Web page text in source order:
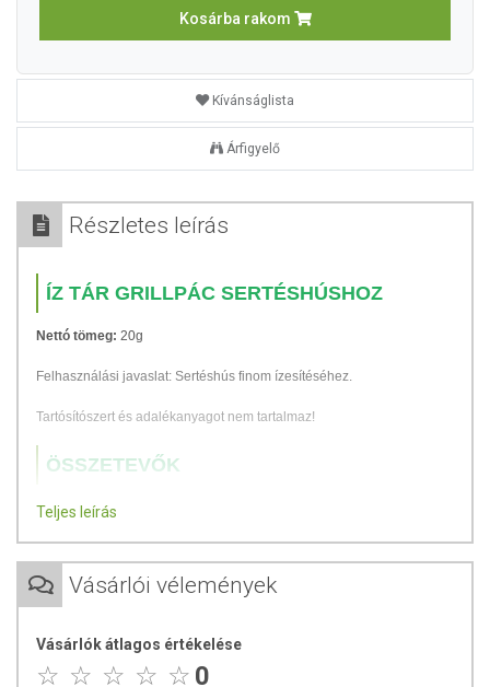
Kosárba rakom
Kívánságlista
Árfigyelő
Részletes leírás
ÍZ TÁR GRILLPÁC SERTÉSHÚSHOZ
Nettó tömeg: 20g
Felhasználási javaslat: Sertéshús finom ízesítéséhez.
Tartósítószert és adalékanyagot nem tartalmaz!
ÖSSZETEVŐK
só, kömény, zöldségek (sárgarépa, petrezselyem, paszternák, póré)
TOVÁBBI TUDNIVALÓK
Teljes leírás
Vásárlói vélemények
Vásárlók átlagos értékelése
0